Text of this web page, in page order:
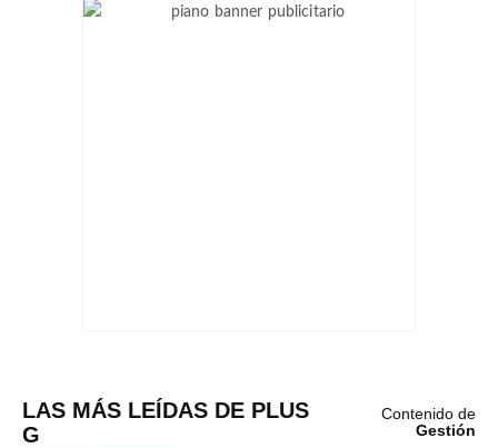
LAS MÁS LEÍDAS DE PLUS
G
Contenido de
Gestión